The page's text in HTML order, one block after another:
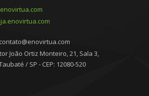
enovirtua.com
contato@enovirtua.com
João Ortiz Monteiro, 21, Sala 3,
/ SP - CEP: 12080-520